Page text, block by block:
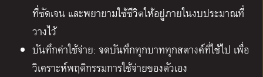
ที่ชัดเจน และพยายามใช้ชีวิตให้อยู่ภายในงบประมาณที่
วางไว้
บันทึกค่าใช้จ่าย: จดบันทึกทุกบาททุกสตางค์ที่ใช้ไป เพื่อ
วิเคราะห์พฤติกรรมการใช้จ่ายของตัวเอง